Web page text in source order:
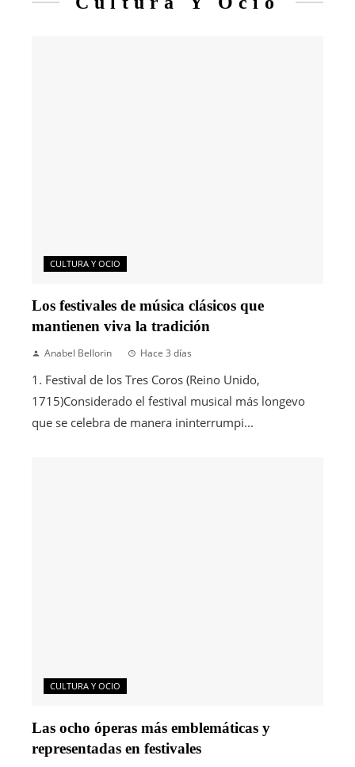
CULTURA Y OCIO
Los festivales de música clásicos que
mantienen viva la tradición
Anabel Bellorin Hace 3 días
1. Festival de los Tres Coros (Reino Unido,
1715)Considerado el festival musical más longevo
que se celebra de manera ininterrumpi...
CULTURA Y OCIO
Las ocho óperas más emblemáticas y
representadas en festivales